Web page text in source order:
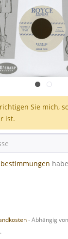
Sie mich,
ist.
- Abhängig